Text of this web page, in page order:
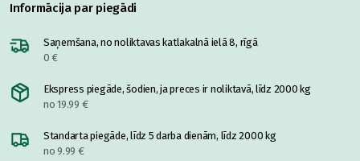
Informācija par piegādi
Saņemšana, no noliktavas katlakalnā ielā 8, rīgā
0 €
Ekspress piegāde, šodien, ja preces ir noliktavā, līdz 2000 kg
no 19.99 €
Standarta piegāde, līdz 5 darba dienām, līdz 2000 kg
no 9.99 €